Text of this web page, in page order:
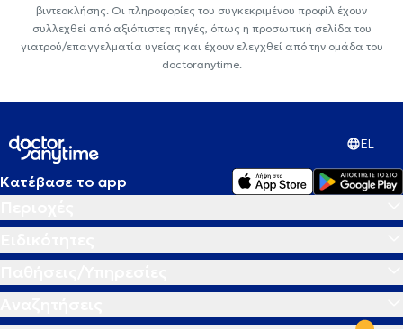
βιντεοκλήσης. Οι πληροφορίες του συγκεκριμένου προφίλ έχουν
συλλεχθεί από αξιόπιστες πηγές, όπως η προσωπική σελίδα του
γιατρού/επαγγελματία υγείας και έχουν ελεγχθεί από την ομάδα του
doctoranytime.
EL
Κατέβασε το app